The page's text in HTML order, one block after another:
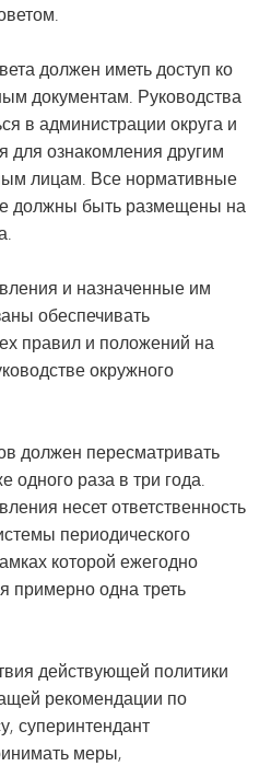
должен иметь доступ ко
документам. Руководства
в администрации округа и
для ознакомления другим
лицам. Все нормативные
должны быть размещены на
и назначенные им
обеспечивать
правил и положений на
окружного
должен пересматривать
одного раза в три года.
несет ответственность
периодического
которой ежегодно
примерно одна треть
действующей политики
рекомендации по
суперинтендант
меры,